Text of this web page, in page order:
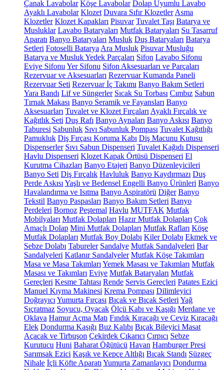
Çanak Lavabolar Köşe Lavabolar Dolap Uyumlu Lavabo
Ayaklı Lavabolar Klozet Duvara Sıfır Klozetler Asma
Klozetler Klozet Kapakları Pisuvar Tuvalet Taşı Batarya ve
Musluklar Lavabo Bataryaları Mutfak Bataryaları Su Tasarruf
Aparatı Banyo Bataryaları Musluk Duş Bataryaları Batarya
Setleri Fotoselli Batarya Ara Musluk Pisuvar Musluğu
Batarya ve Musluk Yedek Parçaları Sifon Lavabo Sifonu
Eviye Sifonu Yer Sifonu Sifon Aksesuarları ve Parçaları
Rezervuar ve Aksesuarları Rezervuar Kumanda Paneli
Rezervuar Seti Rezervuar İç Takımı Banyo Bakım Setleri
Yara Bandı Lif ve Süngerler Sıcak Su Torbası Cımbız Sabun
Tırnak Makası Banyo Seramik ve Fayansları Banyo
Aksesuarları Tuvalet ve Klozet Fırçaları Ayaklı Fırçalık ve
Kağıtlık Seti Duş Rafı Banyo Aynaları Banyo Askısı Banyo
Taburesi Sabunluk Sıvı Sabunluk Pompası Tuvalet Kağıtlığı
Pamukluk Diş Fırçası Koruma Kabı Diş Macunu Kutusu
Dispenserler Sıvı Sabun Dispenseri Tuvalet Kağıdı Dispenseri
Havlu Dispenseri Klozet Kapak Örtüsü Dispenseri El
Kurutma Cihazları Banyo Etajeri Banyo Düzenleyicileri
Banyo Seti Diş Fırçalık Havluluk Banyo Kaydırmazı Duş
Perde Askısı Yaşlı ve Bedensel Engelli Banyo Ürünleri Banyo
Havalandırma ve Isıtma Banyo Aspiratörü Diğer Banyo
Tekstil Banyo Paspasları Banyo Bakım Setleri Banyo
Perdeleri Bornoz Peştemal Havlu MUTFAK Mutfak
Mobilyaları Mutfak Dolapları Hazır Mutfak Dolapları Çok
Amaçlı Dolap Mini Mutfak Dolapları Mutfak Rafları Köşe
Mutfak Dolapları Mutfak Boy Dolabı Kiler Dolabı Ekmek ve
Sebze Dolabı Tabureler Sandalye Mutfak Sandalyeleri Bar
Sandalyeleri Katlanır Sandalyeler Mutfak Köşe Takımları
Masa ve Masa Takımları Yemek Masası ve Takımları Mutfak
Masası ve Takımları Eviye Mutfak Bataryaları Mutfak
Gereçleri Kesme Tahtası Rende Servis Gereçleri Patates Ezici
Manuel Kıyma Makinesi Krema Pompası Dilimleyici
Doğrayıcı Yumurta Fırçası Bıçak ve Bıçak Setleri Yağ
Sıçratmaz Soyucu, Oyacak Ölçü Kabı ve Kaşığı Merdane ve
Oklava Hamur Açma Matı Fındık Kıracağı ve Ceviz Kıracağı
Elek Dondurma Kaşığı Buz Kalıbı Bıçak Bileyici Masat
Açacak ve Tirbuşon Çekirdek Çıkarıcı Çırpıcı Sebze
Kurutucu Huni Baharat Öğütücü Havan Hamburger Presi
Sarımsak Ezici Kaşık ve Kepçe Altlığı Bıçak Standı Süzgeç
Nihale İçli Köfte Aparatı Yumurta Zamanlayıcı Dondurma